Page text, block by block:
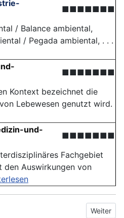
■■■■■■■
/ Balance ambiental,
/ Pegada ambiental, . . .
■■■■■■■
Kontext bezeichnet die
Lebewesen genutzt wird.
und-
■■■■■■■
Fachgebiet
den Auswirkungen von
Nächster
Weiter